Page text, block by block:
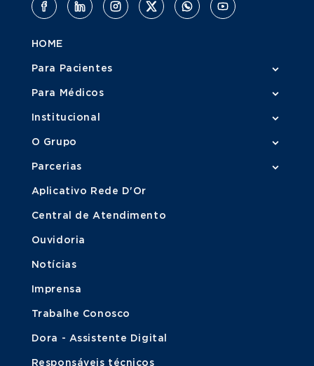
HOME
Para Pacientes
Para Médicos
Institucional
O Grupo
Parcerias
Aplicativo Rede D'Or
Central de Atendimento
Ouvidoria
Notícias
Imprensa
Trabalhe Conosco
Dora - Assistente Digital
Responsáveis técnicos